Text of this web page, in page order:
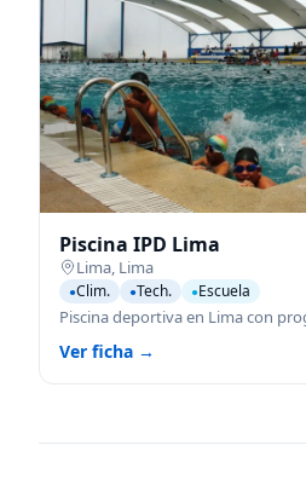
Piscina IPD Lima
Lima Lima
●Clim. ●Tech. ●Escuela
Ver ficha →